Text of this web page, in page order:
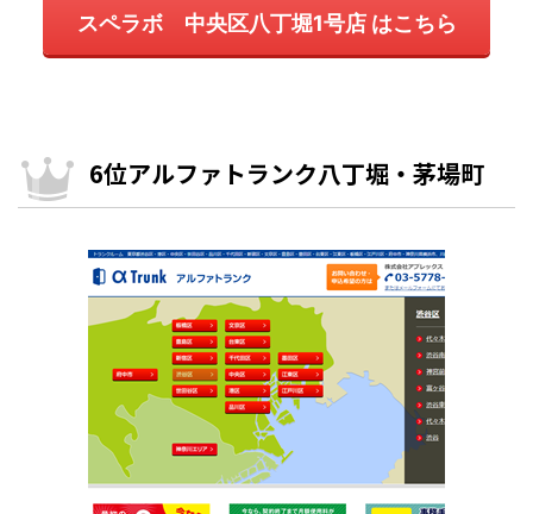
スペラボ 中央区八丁堀1号店 はこちら
6位アルファトランク八丁堀・茅場町